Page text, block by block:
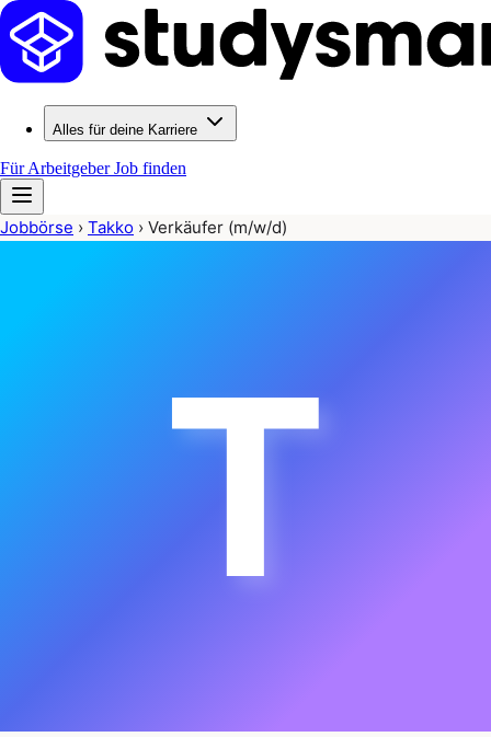
Alles für deine Karriere
Für ArbeitgeberJob finden
Jobbörse › Takko › Verkäufer (m/w/d)
T